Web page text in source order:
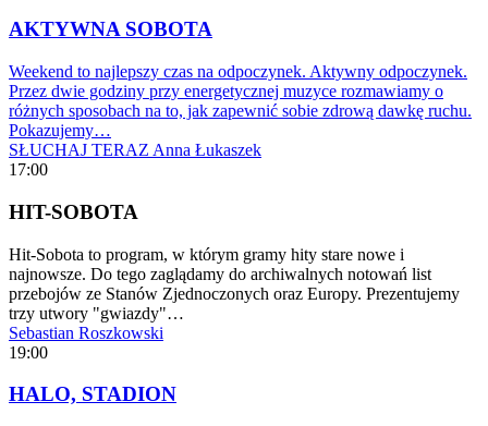
AKTYWNA SOBOTA
Weekend to najlepszy czas na odpoczynek. Aktywny odpoczynek.
Przez dwie godziny przy energetycznej muzyce rozmawiamy o
różnych sposobach na to, jak zapewnić sobie zdrową dawkę ruchu.
Pokazujemy…
SŁUCHAJ TERAZ Anna Łukaszek
17:00
HIT-SOBOTA
Hit-Sobota to program, w którym gramy hity stare nowe i
najnowsze. Do tego zaglądamy do archiwalnych notowań list
przebojów ze Stanów Zjednoczonych oraz Europy. Prezentujemy
trzy utwory "gwiazdy"…
Sebastian Roszkowski
19:00
HALO, STADION